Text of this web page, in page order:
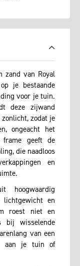
zand van Royal
je bestaande
voor je tuin.
deze zijwand
zodat je
ongeacht het
frame geeft de
die naadloos
en
hoogwaardig
lichtgewicht en
roest niet en
bij wisselende
van een
aan je tuin of